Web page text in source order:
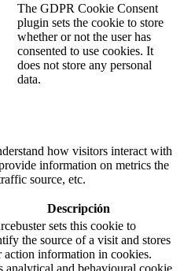
The GDPR Cookie Consent
plugin sets the cookie to store
whether or not the user has
consented to use cookies. It
does not store any personal
data.
how visitors interact with
information on metrics the
source, etc.
Descripción
sets this cookie to
the source of a visit and stores
action information in cookies.
analytical and behavioural cookie